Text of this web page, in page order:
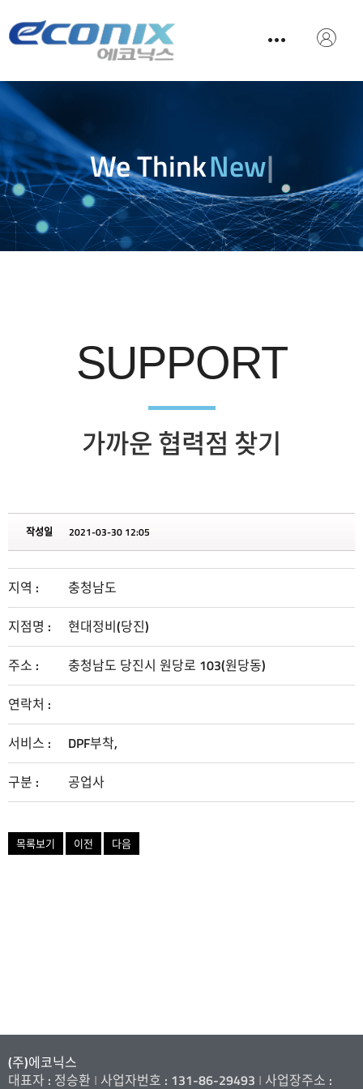
We ThinkNew T
SUPPORT
가까운 협력점 찾기
작성일 2021-03-30 12:05
지역 :
충청남도
지점명 :
현대정비(당진)
주소 :
충청남도 당진시 원당로 103(원당동)
연락처 :
서비스 :
DPF부착,
구분 :
공업사
목록보기 이전 다음
(주)에코닉스
대표자 : 정승환 I 사업자번호 : 131-86-29493 I 사업장주소 :